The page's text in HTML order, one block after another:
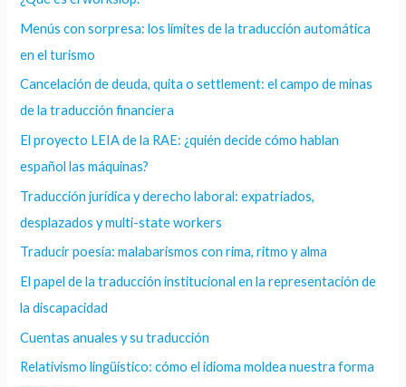
Menús con sorpresa: los límites de la traducción automática
en el turismo
Cancelación de deuda, quita o settlement: el campo de minas
de la traducción financiera
El proyecto LEIA de la RAE: ¿quién decide cómo hablan
español las máquinas?
Traducción jurídica y derecho laboral: expatriados,
desplazados y multi-state workers
Traducir poesía: malabarismos con rima, ritmo y alma
El papel de la traducción institucional en la representación de
la discapacidad
Cuentas anuales y su traducción
Relativismo lingüístico: cómo el idioma moldea nuestra forma